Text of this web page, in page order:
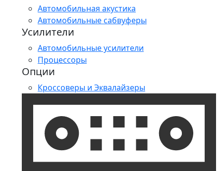
Автомобильная акустика
Автомобильные сабвуферы
Усилители
Автомобильные усилители
Процессоры
Опции
Кроссоверы и Эквалайзеры